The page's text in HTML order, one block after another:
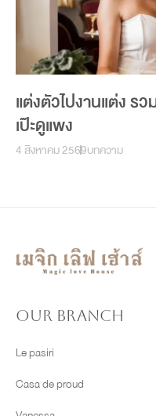
แต่งตัวไปงานแต่ง ร
เป๊ะดูแพง
4 สิงหาคม 2569บทความ
OUR BRANCH
Le pasiri
Casa de proud